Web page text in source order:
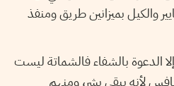
والكيل بميزانين طريق ومنفذ
الدعوة بالشفاء فالشماتة ليست
لأنه يبقى بشر، ومنهم